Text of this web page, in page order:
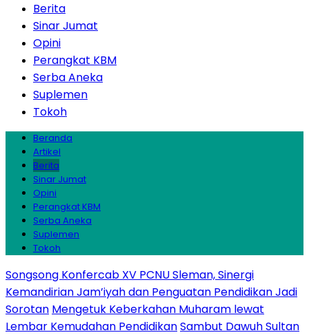
Berita
Sinar Jumat
Opini
Perangkat KBM
Serba Aneka
Suplemen
Tokoh
Beranda
Artikel
Berita
Sinar Jumat
Opini
Perangkat KBM
Serba Aneka
Suplemen
Tokoh
Songsong Konfercab XV PCNU Sleman, Sinergi
Kemandirian Jam’iyah dan Penguatan Pendidikan Jadi
Sorotan Mengetuk Keberkahan Muharam lewat
Lembar Kemudahan PendidikanSambut Dawuh Sultan